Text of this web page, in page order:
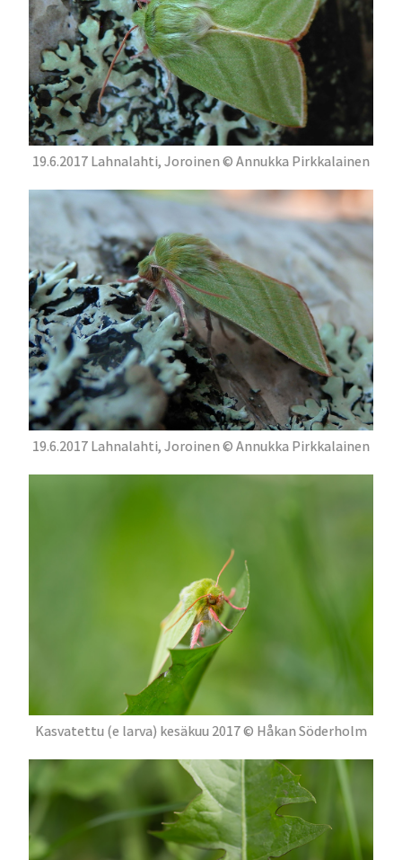
19.6.2017 Lahnalahti, Joroinen © Annukka Pirkkalainen
19.6.2017 Lahnalahti, Joroinen © Annukka Pirkkalainen
Kasvatettu (e larva) kesäkuu 2017 © Håkan Söderholm